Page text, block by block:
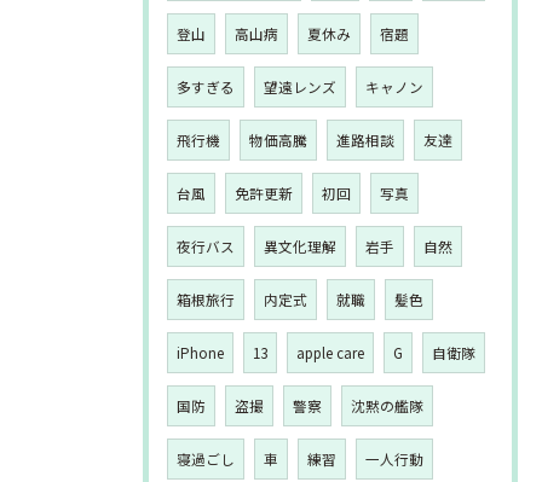
登山 高山病 夏休み 宿題
多すぎる 望遠レンズ キャノン
飛行機 物価高騰 進路相談 友達
台風 免許更新 初回 写真
夜行バス 異文化理解 岩手 自然
箱根旅行 内定式 就職 髪色
iPhone 13 apple care G 自衛隊
国防 盗撮 警察 沈黙の艦隊
寝過ごし 車 練習 一人行動